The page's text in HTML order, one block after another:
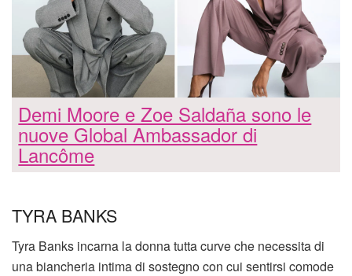
Demi Moore e Zoe Saldaña sono le
nuove Global Ambassador di
Lancôme
TYRA BANKS
Tyra Banks incarna la donna tutta curve che necessita di
una biancheria intima di sostegno con cui sentirsi comode